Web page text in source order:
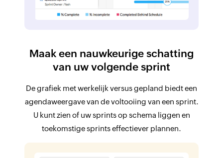
Maak een nauwkeurige schatting
van uw volgende sprint
De grafiek met werkelijk versus gepland biedt een
agendaweergave van de voltooiing van een sprint.
U kunt zien of uw sprints op schema liggen en
toekomstige sprints effectiever plannen.